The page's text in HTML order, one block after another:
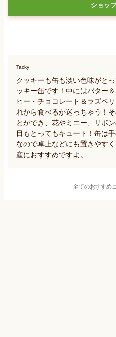
ショッ
Tacky
クッキーも缶も淡い色味がと
ッキー缶です！中にはバター
ヒー・チョコレート＆ラズベ
れから食べるか迷っちゃう！
とができ、花やミニー、リボ
目もとってもキュート！缶は
なので卓上などにも置きやす
産におすすめですよ。
全てのおすすめ